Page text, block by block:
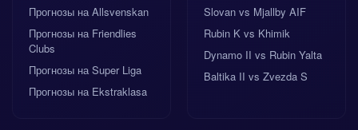
Прогнозы на Allsvenskan
Прогнозы на Friendlies
Clubs
Прогнозы на Super Liga
Прогнозы на Ekstraklasa
Slovan vs Mjallby AIF
Rubin K vs Khimik
Dynamo II vs Rubin Yalta
Baltika II vs Zvezda S